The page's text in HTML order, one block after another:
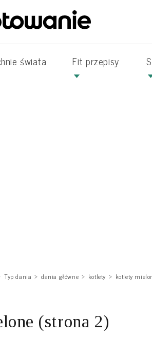
świata Fit przepisy
Typ dania dania główne kotlety kotlety
(strona 2)